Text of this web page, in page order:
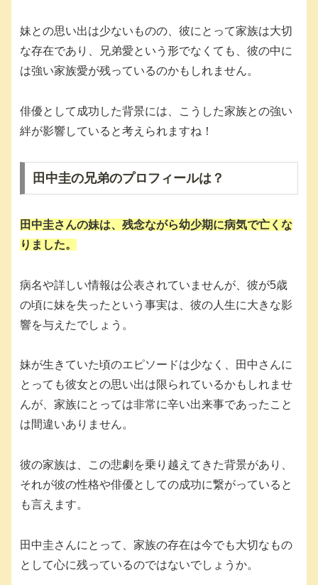
妹との思い出は少ないものの、彼にとって家族は大切
な存在であり、兄弟愛という形でなくても、彼の中に
は強い家族愛が残っているのかもしれません。
俳優として成功した背景には、こうした家族との強い
絆が影響していると考えられますね！
田中圭の兄弟のプロフィールは？
田中圭さんの妹は、残念ながら幼少期に病気で亡くな
りました。
病名や詳しい情報は公表されていませんが、彼が5歳
の頃に妹を失ったという事実は、彼の人生に大きな影
響を与えたでしょう。
妹が生きていた頃のエピソードは少なく、田中さんに
とっても彼女との思い出は限られているかもしれませ
んが、家族にとっては非常に辛い出来事であったこと
は間違いありません。
彼の家族は、この悲劇を乗り越えてきた背景があり、
それが彼の性格や俳優としての成功に繋がっていると
も言えます。
田中圭さんにとって、家族の存在は今でも大切なもの
として心に残っているのではないでしょうか。